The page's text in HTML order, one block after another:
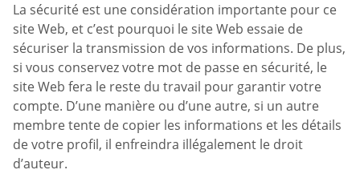
La sécurité est une considération importante pour ce
site Web, et c’est pourquoi le site Web essaie de
sécuriser la transmission de vos informations. De plus,
si vous conservez votre mot de passe en sécurité, le
site Web fera le reste du travail pour garantir votre
compte. D’une manière ou d’une autre, si un autre
membre tente de copier les informations et les détails
de votre profil, il enfreindra illégalement le droit
d’auteur.